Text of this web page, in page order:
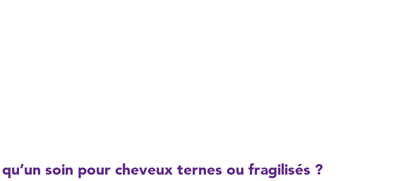
qu’un soin pour cheveux ternes ou fragilisés ?